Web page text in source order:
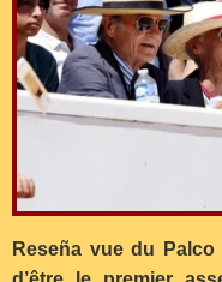
Reseña vue du